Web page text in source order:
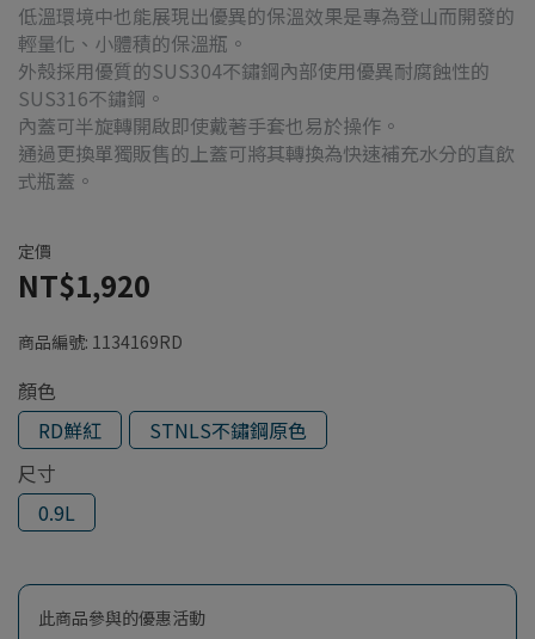
低溫環境中也能展現出優異的保溫效果是專為登山而開發的
輕量化、小體積的保溫瓶。
外殼採用優質的SUS304不鏽鋼內部使用優異耐腐蝕性的
SUS316不鏽鋼。
內蓋可半旋轉開啟即使戴著手套也易於操作。
通過更換單獨販售的上蓋可將其轉換為快速補充水分的直飲
式瓶蓋。
定價
NT$1,920
商品編號: 1134169RD
顏色
RD鮮紅
STNLS不鏽鋼原色
尺寸
0.9L
此商品參與的優惠活動